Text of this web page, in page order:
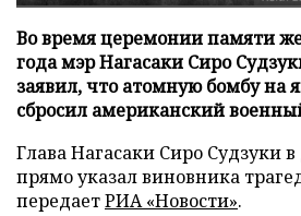
Во время церемонии памяти
года мэр Нагасаки Сиро
заявил, что атомную бомбу на
сбросил американский
Глава Нагасаки Сиро Судзуки
прямо указал виновника
передаетРИА «Новости».